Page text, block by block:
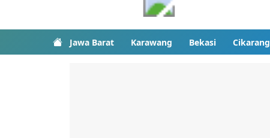
Jawa Barat Karawang Bekasi Cikarang